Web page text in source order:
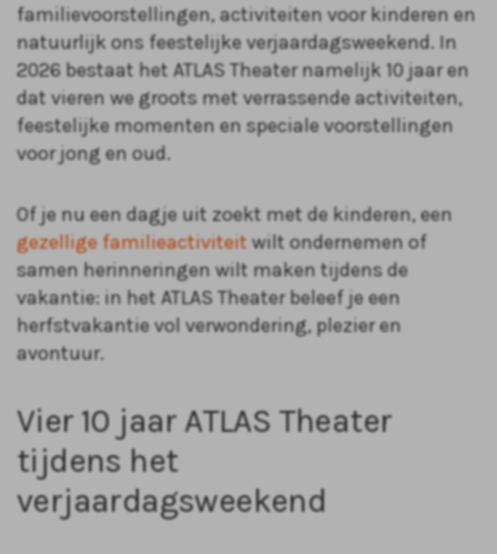
familievoorstellingen, activiteiten voor kinderen en
natuurlijk ons feestelijke verjaardagsweekend. In
2026 bestaat het ATLAS Theater namelijk 10 jaar en
dat vieren we groots met verrassende activiteiten,
feestelijke momenten en speciale voorstellingen
voor jong en oud.
Of je nu een dagje uit zoekt met de kinderen, een
gezellige familieactiviteit wilt ondernemen of
samen herinneringen wilt maken tijdens de
vakantie: in het ATLAS Theater beleef je een
herfstvakantie vol verwondering, plezier en
avontuur.
Vier 10 jaar ATLAS Theater
tijdens het
verjaardagsweekend